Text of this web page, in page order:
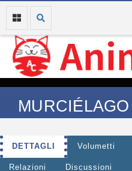
MURCIÉLAGO
DETTAGLI Volumetti
Relazioni Discussioni